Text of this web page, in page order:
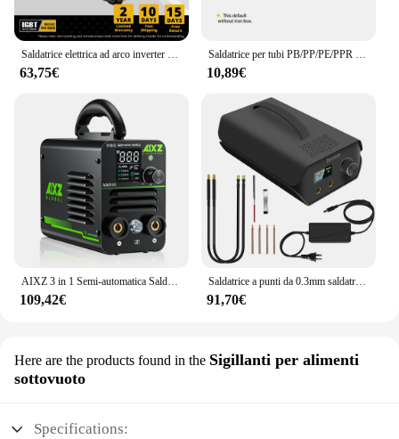
Saldatrice elettrica ad arco inverter DEKO serie MMA 4.1KVA Saldatore MMA 220V per lavori di saldatura fai-da-te e lavori elettrici
63,75€
Saldatrice per tubi PB/PP/PE/PPR saldatrice per tubi PPR attrezzatura per saldatura a fusione di tubi in plastica saldatrice per tubi in PVC strumento di fusione a caldo
10,89€
AIXZ 3 in 1 Semi-automatica Saldatrice MIG Ascensore Saldatori TIG/MMA AIM145 Per Saldatura di Ferro Senza Gas Saldatore Mig Portatile 220V
109,42€
Saldatrice a punti da 0.3mm saldatrice a punti portatile in nichel capacità Farad foglio di accumulo di energia fai da te Mini Home 18650 saldatura a batteria al litio
91,70€
Here are the products found in the Sigillanti per alimenti
sottovuoto
Specifications: